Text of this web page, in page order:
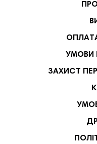
УМОВИ
ЗАХИСТ